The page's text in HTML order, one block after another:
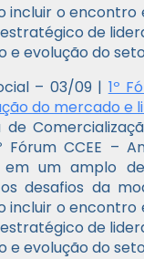
incluir o
de
e evolução do
– 03/09 | 1º
do mercado e
de
Fórum CCEE –
em um amplo
desafios da
incluir o
de
e evolução do